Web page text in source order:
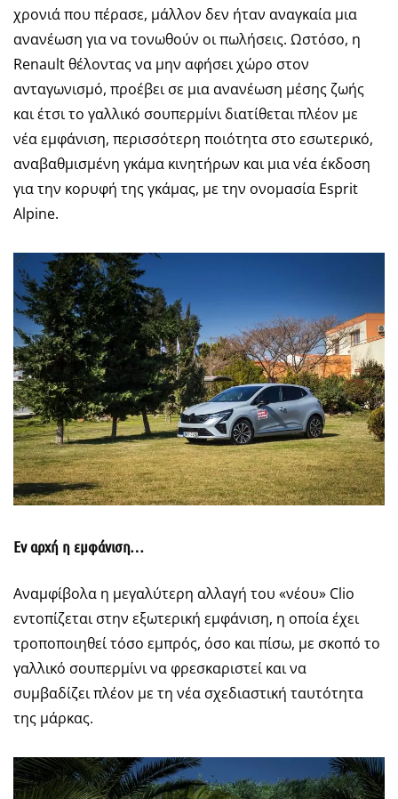
χρονιά που πέρασε, μάλλον δεν ήταν αναγκαία μια
ανανέωση για να τονωθούν οι πωλήσεις. Ωστόσο, η
Renault θέλοντας να μην αφήσει χώρο στον
ανταγωνισμό, προέβει σε μια ανανέωση μέσης ζωής
και έτσι το γαλλικό σουπερμίνι διατίθεται πλέον με
νέα εμφάνιση, περισσότερη ποιότητα στο εσωτερικό,
αναβαθμισμένη γκάμα κινητήρων και μια νέα έκδοση
για την κορυφή της γκάμας, με την ονομασία Esprit
Alpine.
Εν αρχή η εμφάνιση…
Αναμφίβολα η μεγαλύτερη αλλαγή του «νέου» Clio
εντοπίζεται στην εξωτερική εμφάνιση, η οποία έχει
τροποποιηθεί τόσο εμπρός, όσο και πίσω, με σκοπό το
γαλλικό σουπερμίνι να φρεσκαριστεί και να
συμβαδίζει πλέον με τη νέα σχεδιαστική ταυτότητα
της μάρκας.